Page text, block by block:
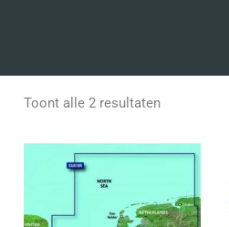
Toont alle 2 resultaten